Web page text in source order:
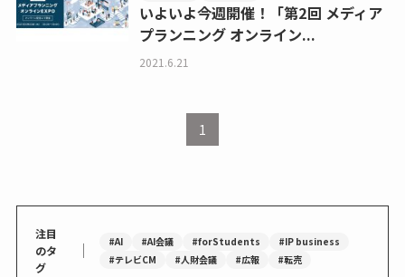
いよいよ今週開催！「第2回 メディア
プランニング オンライン...
2021.6.21
1
注目
のタ
グ
｜ #AI #AI会議 #forStudents
#IP business
#テレビCM
#人財会議 #広報 #転売